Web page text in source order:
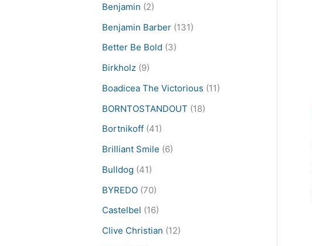
Benjamin (2)
Benjamin Barber (131)
Better Be Bold (3)
Birkholz (9)
Boadicea The Victorious (11)
BORNTOSTANDOUT (18)
Bortnikoff (41)
Brilliant Smile (6)
Bulldog (41)
BYREDO (70)
Castelbel (16)
Clive Christian (12)